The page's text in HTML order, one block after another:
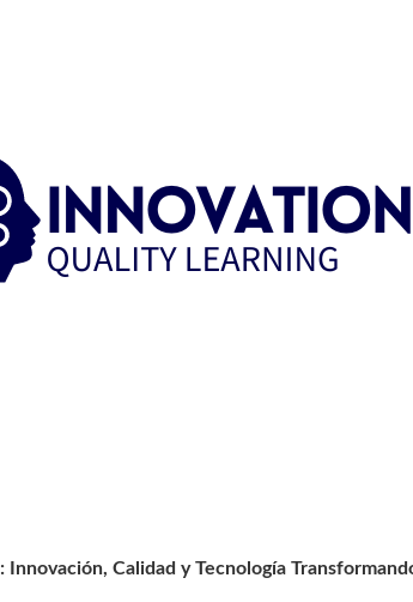
Innovación, Calidad y Tecnología